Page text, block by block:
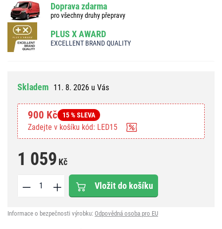
Doprava zdarma
pro všechny druhy přepravy
PLUS X AWARD
EXCELLENT BRAND QUALITY
Skladem 11. 8. 2026 u Vás
900 Kč 15 % SLEVA
Zadejte v košíku kód: LED15
1 059 Kč
Vložit do košíku
Informace o bezpečnosti výrobku: Odpovědná osoba pro EU